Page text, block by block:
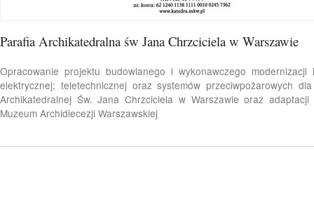
Parafia Archikatedralna św Jana Chrzciciela w Warszawie
Opracowanie projektu budowlanego i wykonawczego modernizacji
elektrycznej; teletechnicznej oraz systemów przeciwpożarowych
Archikatedralnej Św. Jana Chrzciciela w Warszawie oraz adaptacji
Muzeum Archidiecezji Warszawskiej